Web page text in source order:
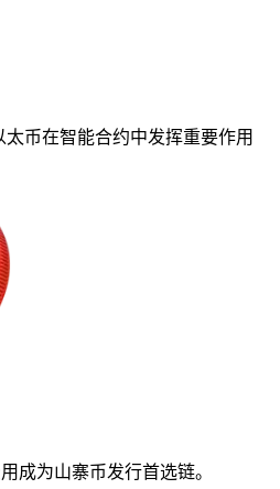
币在智能合约中发挥重要作用
成为山寨币发行首选链。